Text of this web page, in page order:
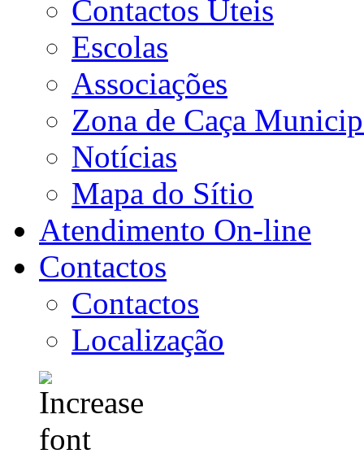
Contactos Úteis
Escolas
Associações
Zona de Caça
Notícias
Mapa do Sítio
Atendimento On-line
Contactos
Contactos
Localização